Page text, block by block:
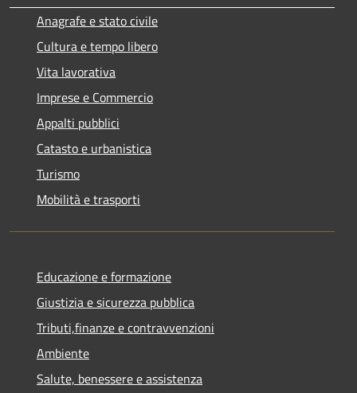
Anagrafe e stato civile
Cultura e tempo libero
Vita lavorativa
Imprese e Commercio
Appalti pubblici
Catasto e urbanistica
Turismo
Mobilità e trasporti
Educazione e formazione
Giustizia e sicurezza pubblica
Tributi,finanze e contravvenzioni
Ambiente
Salute, benessere e assistenza